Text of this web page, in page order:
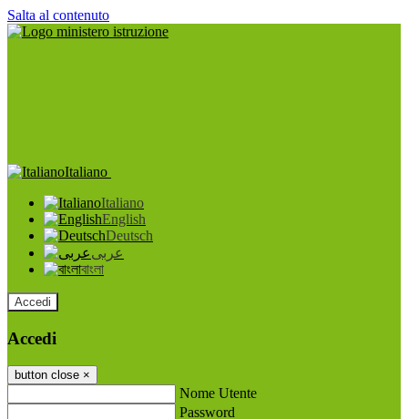
Salta al contenuto
Italiano
Italiano
English
Deutsch
عربى
বাংলা
Accedi
Accedi
button close ×
Nome Utente
Password